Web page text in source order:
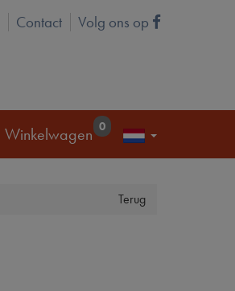
Contact Volg ons op
Winkelwagen 0
Terug